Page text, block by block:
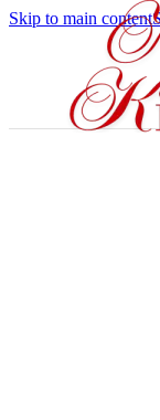
Skip to main content